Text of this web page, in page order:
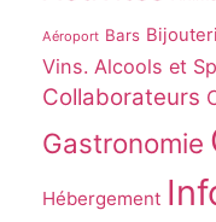
Aéroport Bars
Vins. Alcools et
Collaborateurs
Gastronomie
Hébergement